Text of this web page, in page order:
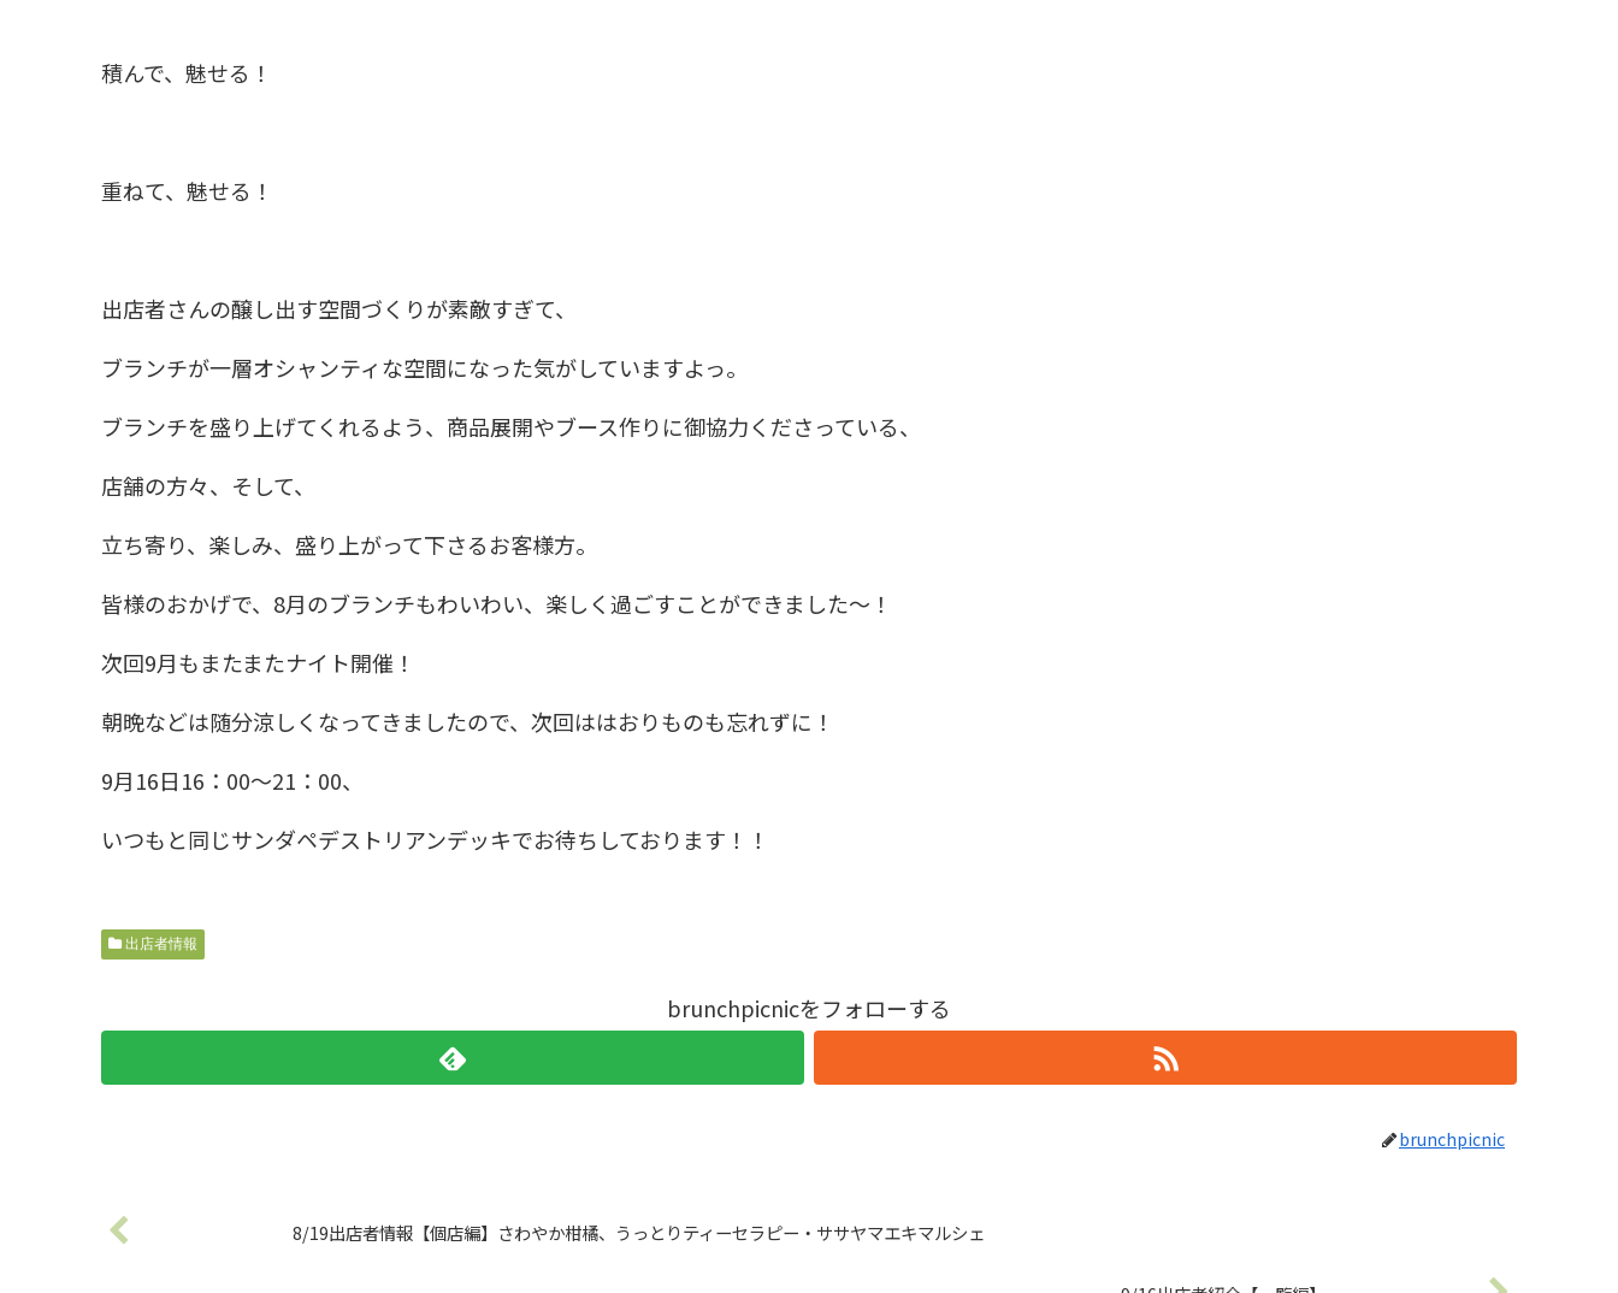
積んで、魅せる！
重ねて、魅せる！
出店者さんの醸し出す空間づくりが素敵すぎて、
ブランチが一層オシャンティな空間になった気がしていますよっ。
ブランチを盛り上げてくれるよう、商品展開やブース作りに御協力くださっている、
店舗の方々、そして、
立ち寄り、楽しみ、盛り上がって下さるお客様方。
皆様のおかげで、8月のブランチもわいわい、楽しく過ごすことができました～！
次回9月もまたまたナイト開催！
朝晩などは随分涼しくなってきましたので、次回ははおりものも忘れずに！
9月16日16：00～21：00、
いつもと同じサンダペデストリアンデッキでお待ちしております！！
出店者情報
brunchpicnicをフォローする
brunchpicnic
8/19出店者情報【個店編】さわやか柑橘、うっとりティーセラピー・ササヤマエキマルシェ